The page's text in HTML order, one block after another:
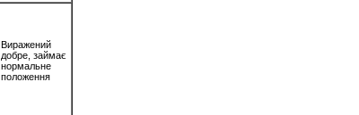
Виражений
добре, займає
нормальне
положення